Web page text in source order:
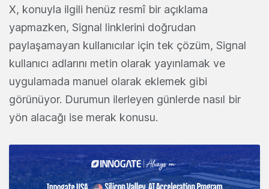
X, konuyla ilgili henüz resmî bir açıklama
yapmazken, Signal linklerini doğrudan
paylaşamayan kullanıcılar için tek çözüm, Signal
kullanıcı adlarını metin olarak yayınlamak ve
uygulamada manuel olarak eklemek gibi
görünüyor. Durumun ilerleyen günlerde nasıl bir
yön alacağı ise merak konusu.